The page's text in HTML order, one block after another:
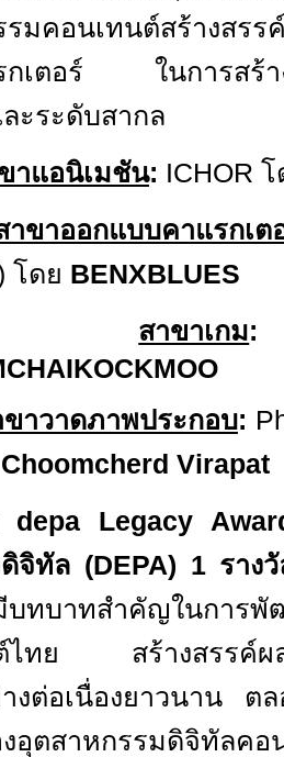
รมคอนเทนต์สร้างส
กเตอร์ ในการสร้าง
ะระดับสากล
าแอนิเมชัน: ICHOR
าขาออกแบบคาแรกเต
โดย BENXBLUES
สาขาเกม:
ขาวาดภาพประกอบ:
Choomcherd Virapat
depa
Legacy
ดิจิทัล (DEPA) 1 ราง
บทบาทสำคัญในการพั
ไทย สร้างสรรค์ผล
งต่อเนื่องยาวนาน ต
อุตสาหกรรมดิจิทัลคอ